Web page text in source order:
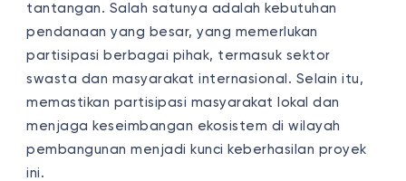
tantangan. Salah satunya adalah kebutuhan
pendanaan yang besar, yang memerlukan
partisipasi berbagai pihak, termasuk sektor
swasta dan masyarakat internasional. Selain itu,
memastikan partisipasi masyarakat lokal dan
menjaga keseimbangan ekosistem di wilayah
pembangunan menjadi kunci keberhasilan proyek
ini.